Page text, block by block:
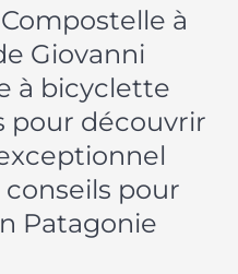
à
Giovanni
à bicyclette
pour découvrir
conseils pour
Patagonie